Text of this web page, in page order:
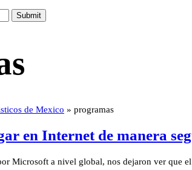
Submit
de Mexico » programas
en Internet de manera
Microsoft a nivel global, nos dejaron ver que